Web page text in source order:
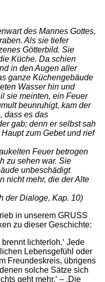
des Mannes Gottes,
Als sie tiefer
Götterbild. Sie
Küche. Da schien
in den Augen aller
ganze Küchengebäude
Wasser hin und
sie meinten, ein Feuer
beunruhigt, kam der
dass es das
gab; denn er selbst sah
zum Gebet und rief
Feuer betrogen
zu sehen war. Sie
unbeschädigt
nicht mehr, die der Alte
der Dialoge, Kap. 10)
in unserem GRUSS
zu dieser Geschichte:
brennt lichterloh.‘ Jede
Lebensgefühl oder
Freundeskreis, übrigens
solche Sätze sich
geht mehr.‘ – ‚Die